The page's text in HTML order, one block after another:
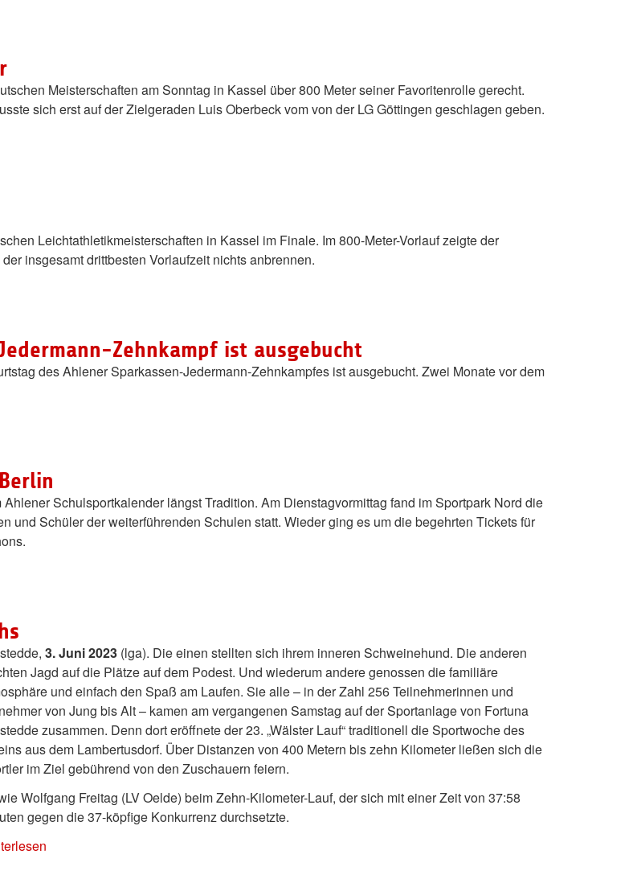
Meisterschaften am Sonntag in Kassel über 800 Meter seiner Favoritenrolle gerecht.
sich erst auf der Zielgeraden Luis Oberbeck vom von der LG Göttingen geschlagen geben.
Leichtathletikmeisterschaften in Kassel im Finale. Im 800-Meter-Vorlauf zeigte der
insgesamt drittbesten Vorlaufzeit nichts anbrennen.
Zehnkampf ist ausgebucht
des Ahlener Sparkassen-Jedermann-Zehnkampfes ist ausgebucht. Zwei Monate vor dem
Schulsportkalender längst Tradition. Am Dienstagvormittag fand im Sportpark Nord die
und Schüler der weiterführenden Schulen statt. Wieder ging es um die begehrten Tickets für
3. Juni 2023 (lga). Die einen stellten sich ihrem inneren Schweinehund. Die anderen
Jagd auf die Plätze auf dem Podest. Und wiederum andere genossen die familiäre
und einfach den Spaß am Laufen. Sie alle – in der Zahl 256 Teilnehmerinnen und
von Jung bis Alt – kamen am vergangenen Samstag auf der Sportanlage von Fortuna
zusammen. Denn dort eröffnete der 23. „Wälster Lauf“ traditionell die Sportwoche des
aus dem Lambertusdorf. Über Distanzen von 400 Metern bis zehn Kilometer ließen sich die
im Ziel gebührend von den Zuschauern feiern.
Wolfgang Freitag (LV Oelde) beim Zehn-Kilometer-Lauf, der sich mit einer Zeit von 37:58
gegen die 37-köpfige Konkurrenz durchsetzte.